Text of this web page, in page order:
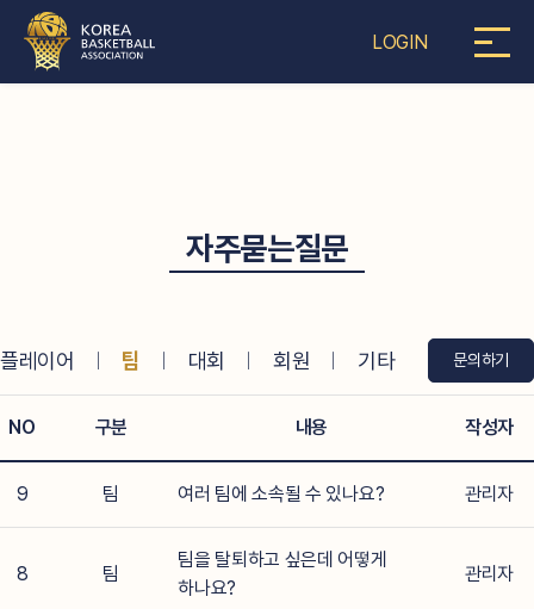
LOGIN
자주묻는질문
플레이어 팀 대회 회원 기타 문의하기
NO 구분 내용 작성자
9 팀 여러 팀에 소속될 수 있나요? 관리자
8 팀
팀을 탈퇴하고 싶은데 어떻게
하나요?
관리자